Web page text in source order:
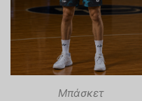
Μπάσκετ